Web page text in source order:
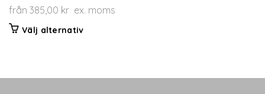
från 385,00 kr ex. moms
Välj alternativDen
flera